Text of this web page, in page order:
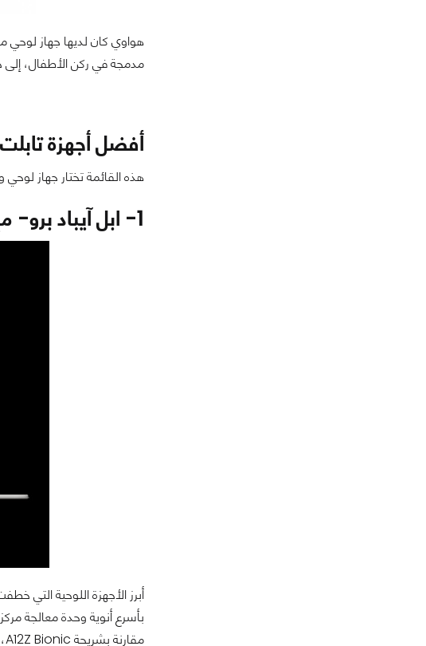
هواوي كان لديها جهاز لوحي
مدمجة في ركن الأطفال، إلى
أفضل أجهزة تابلت
هذه القائمة تختار جهاز
1- ابل آيباد برو- مع شريحة M1 أفضل تابلت على الإطلاق
أبرز الأجهزة اللوحية التي
مقارنة بشريحة A12Z Bionic، ويوفر معالج الرسومات ثماني النواة أداء أسرع لوحدة معالجة الرسومات بنسبة تصل إلى 40%.